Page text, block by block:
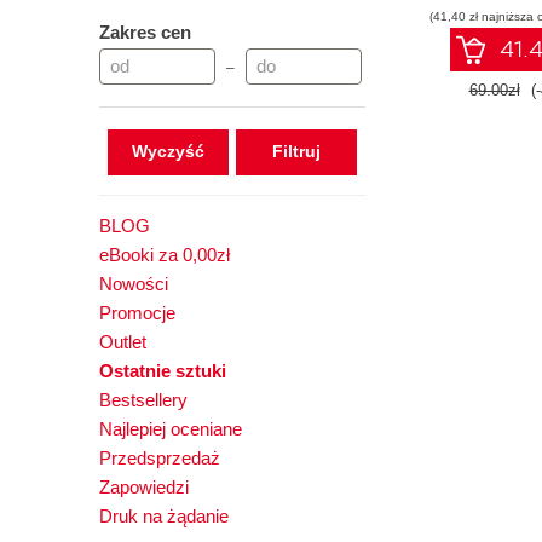
Zakres cen
–
Wyczyść
BLOG
eBooki za 0,00zł
Nowości
Promocje
Outlet
Ostatnie sztuki
Bestsellery
Najlepiej oceniane
Przedsprzedaż
Zapowiedzi
Druk na żądanie
(41,40 zł najniższa
69.00zł